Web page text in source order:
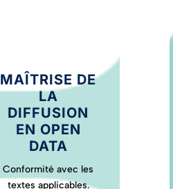
MAÎTRISE DE
LA
DIFFUSION
EN OPEN
DATA
Conformité avec les
textes applicables.